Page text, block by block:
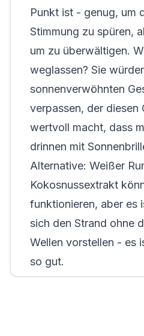
Punkt ist - genug, um
Stimmung zu spüren,
um zu überwältigen.
weglassen? Sie
sonnenverwöhnten
verpassen, der diesen
wertvoll macht, dass
drinnen mit
Alternative: Weißer
Kokosnussextrakt
funktionieren, aber es
sich den Strand ohne
Wellen vorstellen - es
so gut.